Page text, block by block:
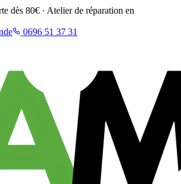
dès 80€ · Atelier de réparation en
0696 51 37 31